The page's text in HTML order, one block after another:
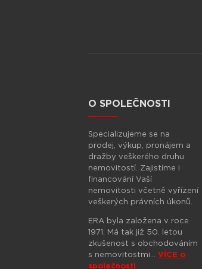
O SPOLEČNOSTI
Specializujeme se na
prodej, výkup, pronájem a
dražby veškerého druhu
nemovitostí. Zajistíme i
financování Vaší
nemovitosti včetně vyřízení
veškerých právních úkonů.
ERA byla založena v roce
1971. Má tak již 50. letou
zkušenost s obchodováním
s nemovitostmi… VÍCE o
společnosti